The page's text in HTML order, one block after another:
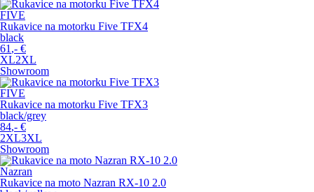
FIVE
Rukavice na motorku Five TFX4
black
61 ,- €
XL2XL
Showroom
FIVE
Rukavice na motorku Five TFX3
black/grey
84,- €
2XL3XL
Showroom
Nazran
Rukavice na moto Nazran RX-10 2.0